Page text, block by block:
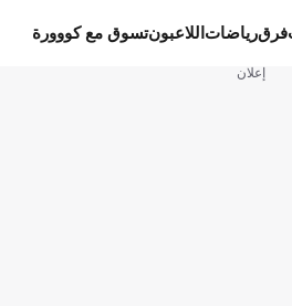
فرقرياضات اللاعبونتسوق مع كووورة
إعلان